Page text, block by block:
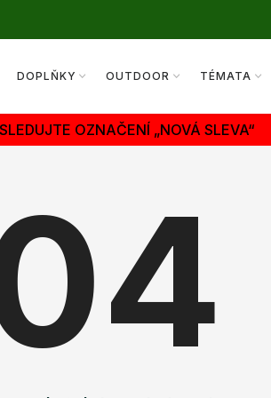
DOPLŇKY OUTDOOR TÉMATA
OZNAČENÍ „NOVÁ SLEVA“